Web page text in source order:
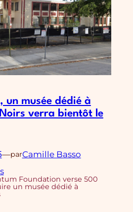
un musée dédié à
verra bientôt le
—parCamille Basso
Foundation verse 500
un musée dédié à